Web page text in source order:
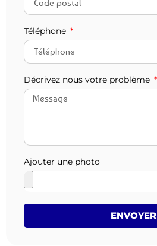
Téléphone
Décrivez nous votre problème
Ajouter une photo
ENVOYER